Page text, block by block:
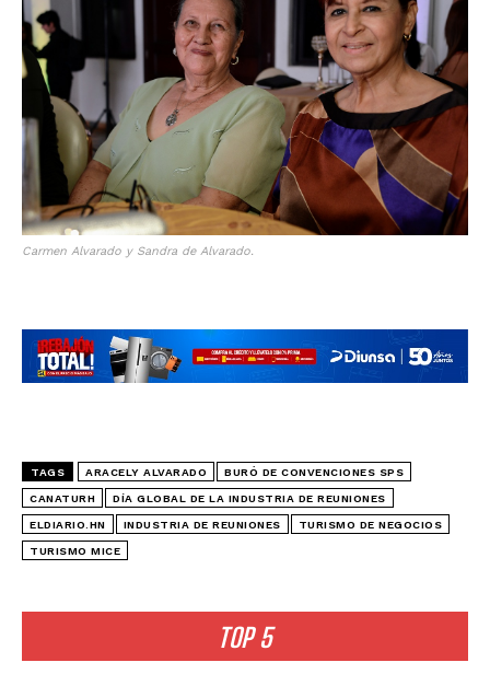
TOP 5
Carmen Alvarado y Sandra de Alvarado.
TAGS ARACELY ALVARADO BURÓ DE CONVENCIONES SPS
CANATURH DÍA GLOBAL DE LA INDUSTRIA DE REUNIONES
ELDIARIO.HN INDUSTRIA DE REUNIONES TURISMO DE NEGOCIOS
TURISMO MICE